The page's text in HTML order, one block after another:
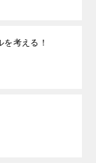
考える！